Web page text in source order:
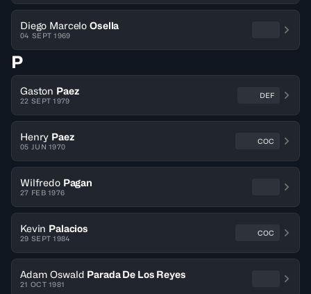
Diego Marcelo Osella
04 SEPT 1969
P
Gaston Paez
22 SEPT 1979
DEF
Henry Paez
05 JUN 1970
COC
Wilfredo Pagan
27 FEB 1976
Kevin Palacios
29 SEPT 1984
COC
Adam Oswald Parada De Los Reyes
21 OCT 1981